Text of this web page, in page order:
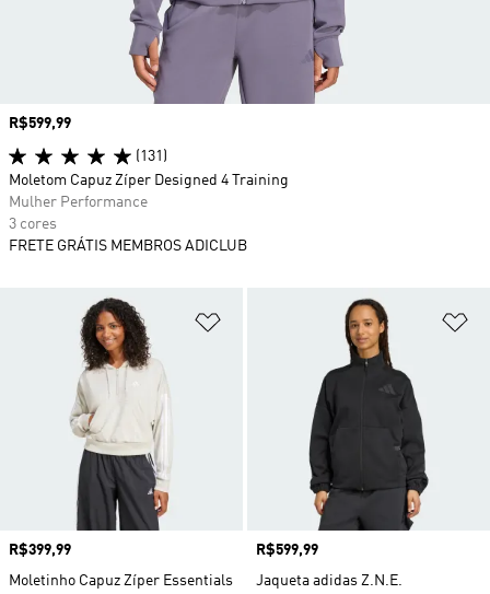
Adicionar à Lista de Desejos
Preço
R$399,99
Moletinho Capuz Zíper Essentials
Preço
R$599,99
Jaqueta adidas Z.N.E.
Preço
R$599,99
(131)
Moletom Capuz Zíper Designed 4 Training
Mulher Performance
3 cores
FRETE GRÁTIS MEMBROS ADICLUB